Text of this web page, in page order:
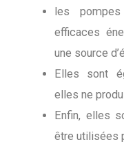
les
efficaces
une source
Elles sont
elles ne
Enfin, elles
être utilisées